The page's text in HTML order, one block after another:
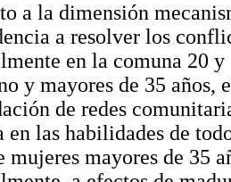
a la dimensión
a resolver los
en la comuna 20 y
y mayores de 35 años,
de redes
en las habilidades de
mujeres mayores de 35